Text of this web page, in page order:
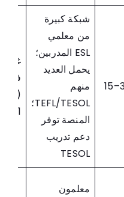
شبكة كبيرة
من معلمي
ESL المدربين؛
يحمل العديد
منهم
TEFL/TESOL؛
المنصة توفر
دعم تدريب
TESOL
غالباً
on-1)
معلمون